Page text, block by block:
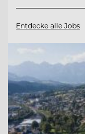
Entdecke alle Jobs